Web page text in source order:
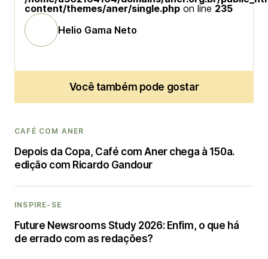
content/themes/aner/single.php on line 235
Helio Gama Neto
Você também pode gostar
CAFÉ COM ANER
Depois da Copa, Café com Aner chega à 150a.
edição com Ricardo Gandour
INSPIRE-SE
Future Newsrooms Study 2026: Enfim, o que há
de errado com as redações?